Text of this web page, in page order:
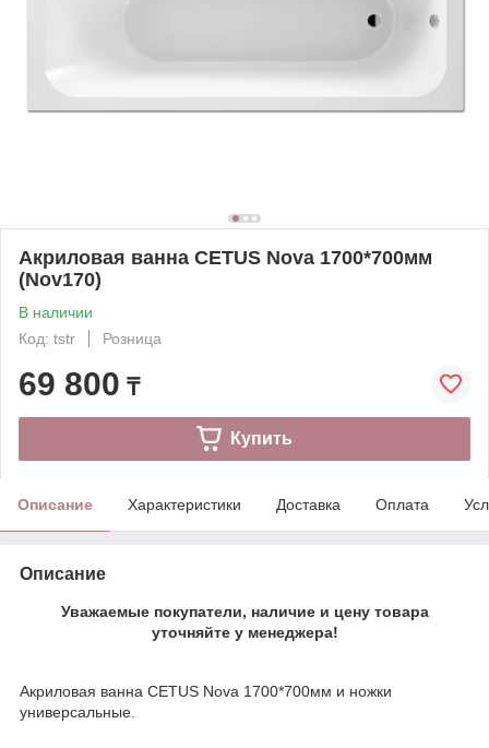
Акриловая ванна CETUS Nova 1700*700мм
(Nov170)
В наличии
Код: tstr
Розница
69 800 ₸
Купить
Описание Характеристики Доставка Оплата
Описание
Уважаемые покупатели, наличие и цену товара
уточняйте у менеджера!
Акриловая ванна CETUS Nova 1700*700мм и ножки
универсальные.